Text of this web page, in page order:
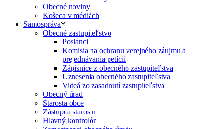
Obecné noviny
Košeca v médiách
Samospráva
Obecné zastupiteľstvo
Poslanci
Komisia na ochranu verejného záujmu a
prejednávania petícií
Zápisnice z obecného zastupiteľstva
Uznesenia obecného zastupiteľstva
Videá zo zasadnutí zastupiteľstva
Obecný úrad
Starosta obce
Zástupca starostu
Hlavný kontrolór